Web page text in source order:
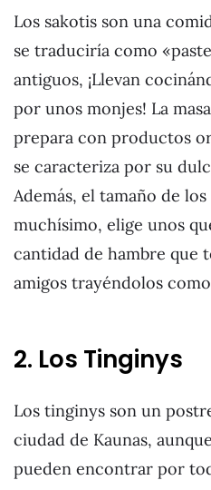
Los sakotis son una
se traduciría como
antiguos, ¡Llevan
por unos monjes! La
prepara con productos
se caracteriza por su
Además, el tamaño de
muchísimo, elige unos
cantidad de hambre que
amigos trayéndolos
2. Los Tinginys
Los tinginys son un
ciudad de Kaunas,
pueden encontrar por